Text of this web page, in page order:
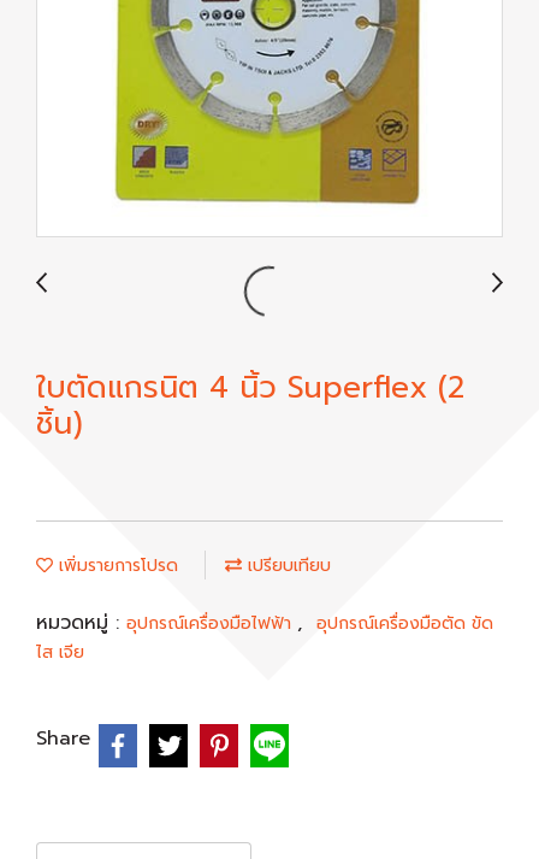
ใบตัดแกรนิต 4 นิ้ว Superflex (2
ชิ้น)
เพิ่มรายการโปรด เปรียบเทียบ
หมวดหมู่ : อุปกรณ์เครื่องมือไฟฟ้า , อุปกรณ์เครื่องมือตัด ขัด
ไส เจีย
Share